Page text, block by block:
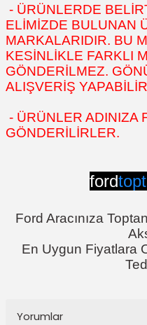
- ÜRÜNLERDE
ELİMİZDE BULUNAN
MARKALARIDIR. BU
KESİNLİKLE FARKLI
GÖNDERİLMEZ.
ALIŞVERİŞ
- ÜRÜNLER ADINIZA
GÖNDERİLİRLER.
ford
Ford Aracınıza
En Uygun Fiyatlara
Yorumlar